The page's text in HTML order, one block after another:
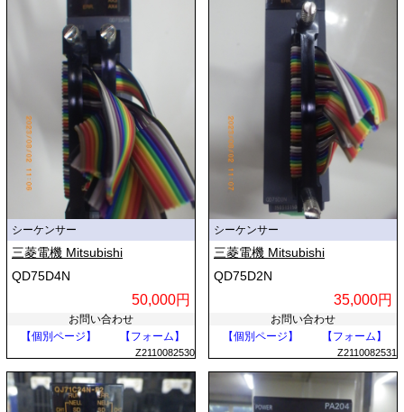
シーケンサー
三菱電機 Mitsubishi
QD75D4N
50,000円
お問い合わせ
【個別ページ】
【フォーム】
Z2110082530
シーケンサー
三菱電機 Mitsubishi
QD75D2N
35,000円
お問い合わせ
【個別ページ】
【フォーム】
Z2110082531